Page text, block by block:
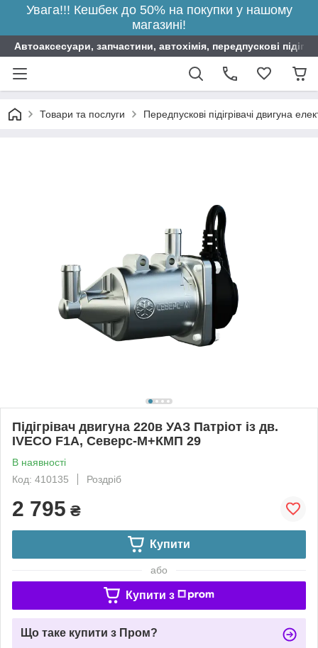
Увага!!! Кешбек до 50% на покупки у нашому
магазині!
Автоаксесуари, запчастини, автохімія, передпускові
Товари та послуги Передпускові підігрівачі двигуна
Підігрівач двигуна 220в УАЗ Патріот із дв.
IVECO F1A, Северс-М+КМП 29
В наявності
Код: 410135
Роздріб
2 795 ₴
Купити
або
Купити з
Що таке купити з Пром?